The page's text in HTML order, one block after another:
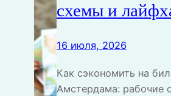
схемы и
16 июля, 2026
Как сэкономить на
Амстердама: рабочие